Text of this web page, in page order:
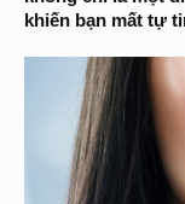
khiến bạn mất tự